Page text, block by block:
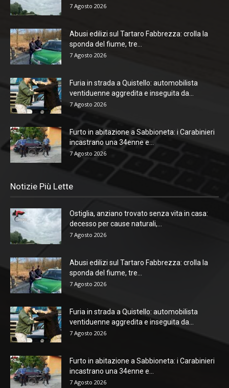
7 Agosto 2026
Abusi edilizi sul Tartaro Fabbrezza: crolla la
sponda del fiume, tre...
7 Agosto 2026
Furia in strada a Quistello: automobilista
ventiduenne aggredita e inseguita da...
7 Agosto 2026
Furto in abitazione a Sabbioneta: i Carabinieri
incastrano una 34enne e...
7 Agosto 2026
Notizie Più Lette
Ostiglia, anziano trovato senza vita in casa:
decesso per cause naturali,...
7 Agosto 2026
Abusi edilizi sul Tartaro Fabbrezza: crolla la
sponda del fiume, tre...
7 Agosto 2026
Furia in strada a Quistello: automobilista
ventiduenne aggredita e inseguita da...
7 Agosto 2026
Furto in abitazione a Sabbioneta: i Carabinieri
incastrano una 34enne e...
7 Agosto 2026